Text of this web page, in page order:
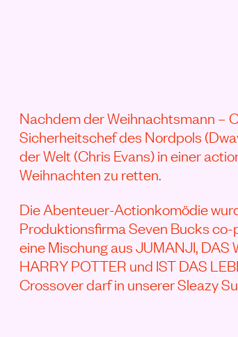
Nachdem der Weihnachtsmann –
Sicherheitschef des Nordpols
der Welt (Chris Evans) in einer
Weihnachten zu retten.
Die Abenteuer-Actionkomödie
Produktionsfirma Seven Bucks
eine Mischung aus JUMANJI, DAS
HARRY POTTER und IST DAS
Crossover darf in unserer Sleazy